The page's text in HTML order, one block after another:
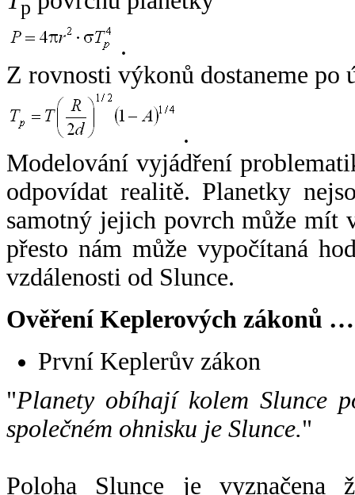
p
.
Z rovnosti výkonů dostaneme po
.
Modelování vyjádření
odpovídat realitě. Planetky
samotný jejich povrch může mít
přesto nám může vypočítaná
vzdálenosti od Slunce.
Ověření Keplerových zákonů …
První Keplerův zákon
"Planety obíhají kolem Slunce
společném ohnisku je Slunce."
Poloha Slunce je vyznačena